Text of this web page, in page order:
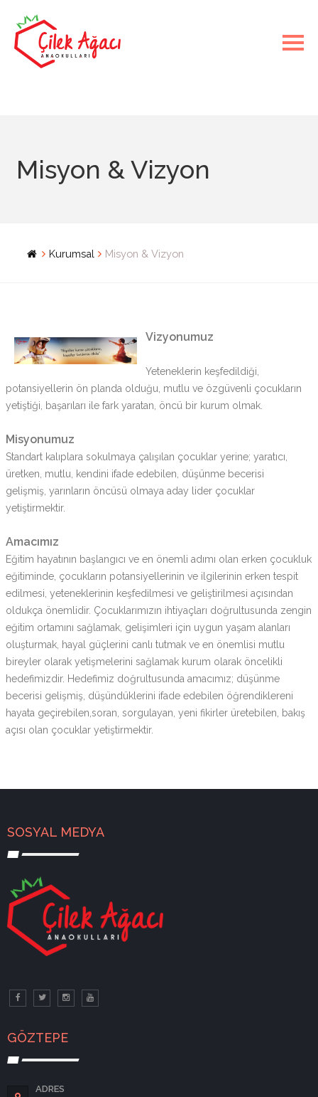
Misyon & Vizyon
Kurumsal Misyon & Vizyon
Vizyonumuz
Yeteneklerin keşfedildiği,
potansiyellerin ön planda olduğu, mutlu ve özgüvenli çocukların
yetiştiği, başarıları ile fark yaratan, öncü bir kurum olmak.
Misyonumuz
Standart kalıplara sokulmaya çalışılan çocuklar yerine; yaratıcı,
üretken, mutlu, kendini ifade edebilen, düşünme becerisi
gelişmiş, yarınların öncüsü olmaya aday lider çocuklar
yetiştirmektir.
Amacımız
Eğitim hayatının başlangıcı ve en önemli adımı olan erken çocukluk
eğitiminde, çocukların potansiyellerinin ve ilgilerinin erken tespit
edilmesi, yeteneklerinin keşfedilmesi ve geliştirilmesi açısından
oldukça önemlidir. Çocuklarımızın ihtiyaçları doğrultusunda zengin
eğitim ortamını sağlamak, gelişimleri için uygun yaşam alanları
oluşturmak, hayal güçlerini canlı tutmak ve en önemlisi mutlu
bireyler olarak yetişmelerini sağlamak kurum olarak öncelikli
hedefimizdir. Hedefimiz doğrultusunda amacımız; düşünme
becerisi gelişmiş, düşündüklerini ifade edebilen öğrendiklereni
hayata geçirebilen,soran, sorgulayan, yeni fikirler üretebilen, bakış
açısı olan çocuklar yetiştirmektir.
SOSYAL MEDYA
GÖZTEPE
ADRES